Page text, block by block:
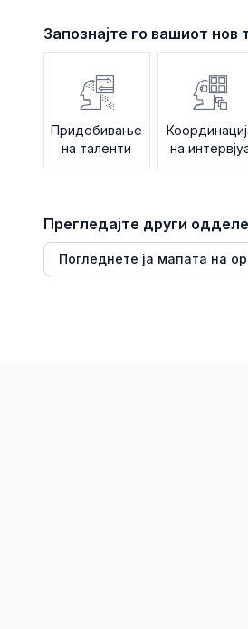
Запознајте го вашиот нов
Придобивање
на таленти
на
Прегледајте други
Погледнете ја мапата на